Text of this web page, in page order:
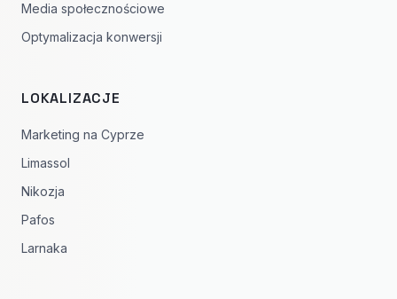
Media społecznościowe
Optymalizacja konwersji
LOKALIZACJE
Marketing na Cyprze
Limassol
Nikozja
Pafos
Larnaka